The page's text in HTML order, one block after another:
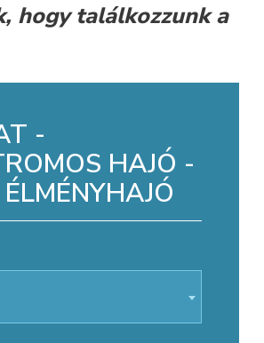
hogy találkozzunk a
-
HAJÓ -